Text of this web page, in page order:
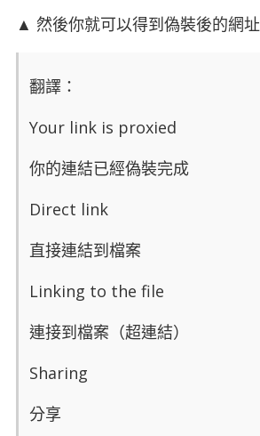
▲ 然後你就可以得到偽裝後的網址
翻譯：
Your link is proxied
你的連結已經偽裝完成
Direct link
直接連結到檔案
Linking to the file
連接到檔案（超連結）
Sharing
分享